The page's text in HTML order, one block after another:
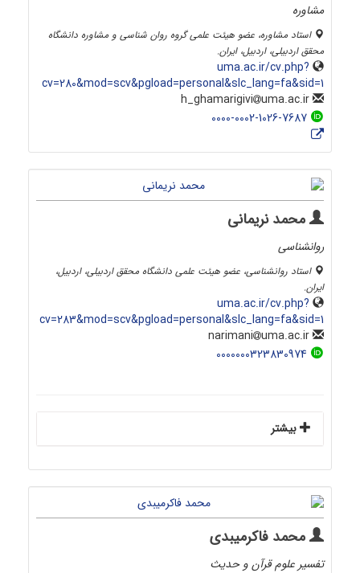
مشاوره
استاد مشاوره، عضو هیئت علمی گروه روان شناسی و مشاوره دانشگاه
محقق اردبیلی، اردبیل، ایران.
uma.ac.ir/cv.php?
cv=280&mod=scv&pgload=personal&slc_lang=fa&sid=1
uma.ac.ir
0000-0002-1026-7687
محمد نریمانی
روانشناسی
استاد روانشناسی، عضو هیئت علمی دانشگاه محقق اردبیلی، اردبیل،
ایران.
uma.ac.ir/cv.php?
cv=283&mod=scv&pgload=personal&slc_lang=fa&sid=1
uma.ac.ir
0000000323830974
بیشتر
محمد فاکرمیبدی
تفسیر علوم قرآن و حدیث